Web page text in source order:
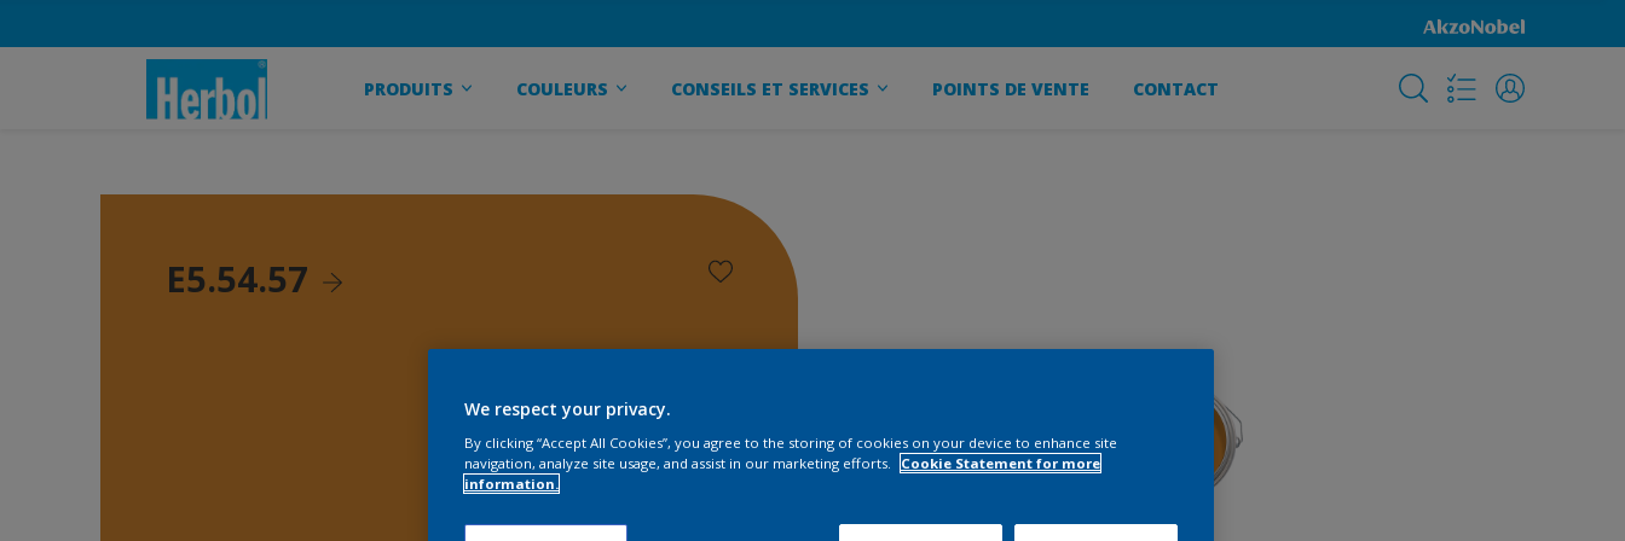
PRODUITS COULEURS CONSEILS ET SERVICES POINTS DE VENTE CONTACT
E5.54.57
We respect your privacy.
By clicking “Accept All Cookies”, you agree to the storing of cookies on your device to enhance site
navigation, analyze site usage, and assist in our marketing efforts.
Cookie Statement for more
information.